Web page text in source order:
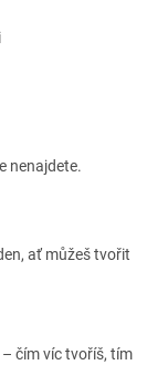
nenajdete.
ať můžeš tvořit
čím víc tvoříš, tím